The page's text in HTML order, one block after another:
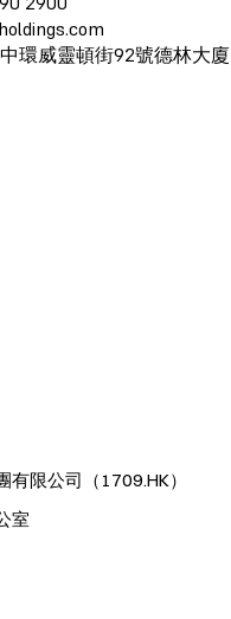
環威靈頓街92號德林大廈
有限公司（1709.HK）
室